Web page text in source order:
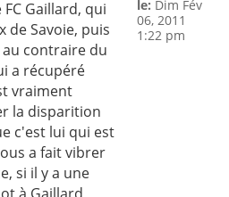
Gaillard, qui
de Savoie, puis
au contraire du
a récupéré
vraiment
la disparition
c'est lui qui est
a fait vibrer
si il y a une
le: Dim Fév
06, 2011
1:22 pm